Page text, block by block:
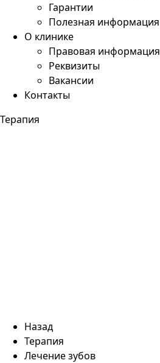
Гарантии
Полезная информация
О клинике
Правовая информация
Реквизиты
Вакансии
Контакты
Терапия
Назад
Терапия
Лечение зубов